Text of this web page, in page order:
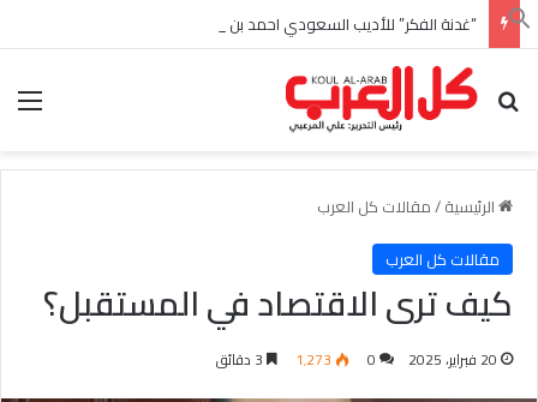
“غدنة الفكر” للأديب السعودي احمد بن عبدالله العبدالنبي
بحث عن
الرئيسية/مقالات كل العرب
مقالات كل العرب
كيف ترى الاقتصاد في المستقبل؟
20 فبراير، 2025 0 1٬273